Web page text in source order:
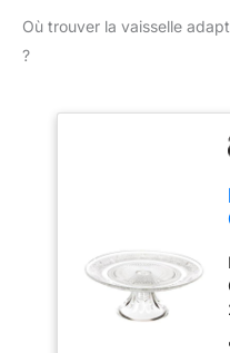
Où trouver la vaisselle
?